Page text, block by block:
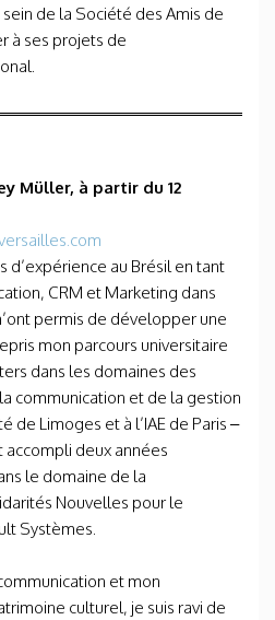
de la Société des Amis de
à ses projets de
Müller, à partir du 12
d’expérience au Brésil en tant
CRM et Marketing dans
permis de développer une
mon parcours universitaire
dans les domaines des
communication et de la gestion
de Limoges et à l’IAE de Paris –
accompli deux années
le domaine de la
Nouvelles pour le
Systèmes.
et mon
culturel, je suis ravi de